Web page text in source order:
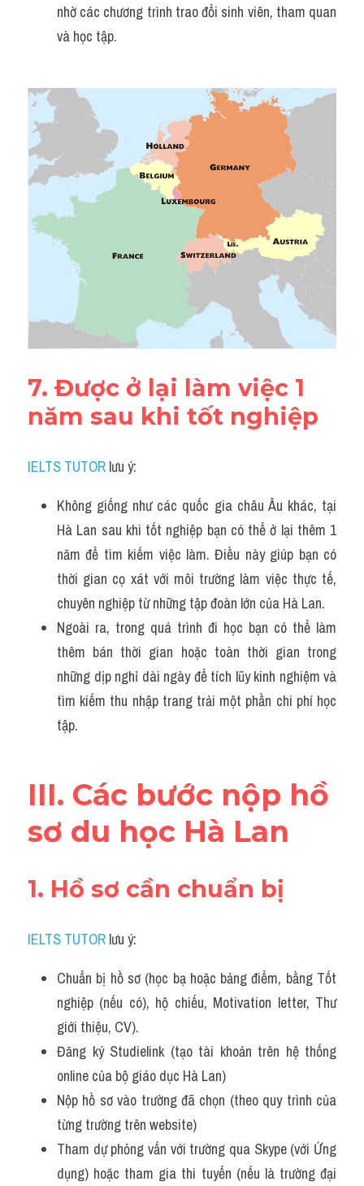
nhờ các chương trình trao đổi sinh viên, tham quan
và học tập.
7. Được ở lại làm việc 1
năm sau khi tốt nghiệp
IELTS TUTOR lưu ý:
Không giống như các quốc gia châu Âu khác, tại
Hà Lan sau khi tốt nghiệp bạn có thể ở lại thêm 1
năm để tìm kiếm việc làm. Điều này giúp bạn có
thời gian cọ xát với môi trường làm việc thực tế,
chuyên nghiệp từ những tập đoàn lớn của Hà Lan.
Ngoài ra, trong quá trình đi học bạn có thể làm
thêm bán thời gian hoặc toàn thời gian trong
những dịp nghỉ dài ngày để tích lũy kinh nghiệm và
tìm kiếm thu nhập trang trải một phần chi phí học
tập.
III. Các bước nộp hồ
sơ du học Hà Lan
1. Hồ sơ cần chuẩn bị
IELTS TUTOR lưu ý:
Chuẩn bị hồ sơ (học bạ hoặc bảng điểm, bằng Tốt
nghiệp (nếu có), hộ chiếu, Motivation letter, Thư
giới thiệu, CV).
Đăng ký Studielink (tạo tài khoản trên hệ thống
online của bộ giáo dục Hà Lan)
Nộp hồ sơ vào trường đã chọn (theo quy trình của
từng trường trên website)
Tham dự phỏng vấn với trường qua Skype (với Ứng
dụng) hoặc tham gia thi tuyển (nếu là trường đại